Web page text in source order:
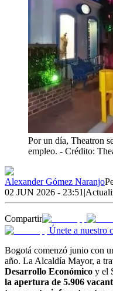
Por un día, Theatron
empleo. - Crédito:
Alexander Gómez Naranjo
02 JUN 2026 - 23:51 |
Compartir
Únete a nuestro
Bogotá comenzó junio con
año. La Alcaldía Mayor, a
Desarrollo Económico y el
la apertura de 5.906